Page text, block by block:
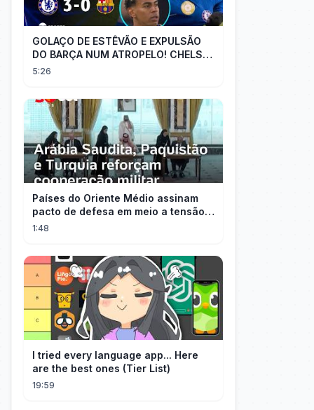
GOLAÇO DE ESTÊVÃO E EXPULSÃO
DO BARÇA NUM ATROPELO! CHELSEA
3X0 BARCELONA - MELHORES
5:26
Países do Oriente Médio assinam
pacto de defesa em meio a tensão
com Irã
1:48
I tried every language app... Here
are the best ones (Tier List)
19:59